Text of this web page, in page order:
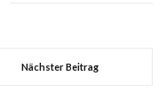
Nächster Beitrag